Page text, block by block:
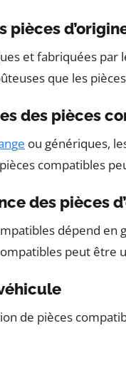
pièces
et fabriquées
que les
des pièces
ou génériques,
compatibles
des pièces
dépend
peut être
de pièces